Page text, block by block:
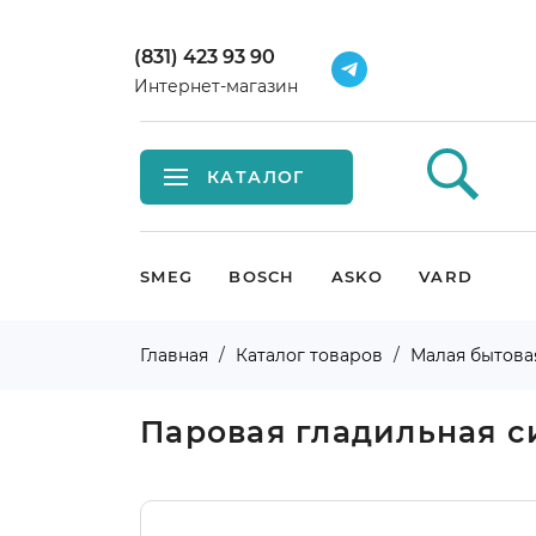
(831) 423 93 90
Интернет-магазин
КАТАЛОГ
Мойки и смесители
Климатическая техника
SMEG BOSCH ASKO VARD
Главная Каталог товаров Малая
Паровая гладильная